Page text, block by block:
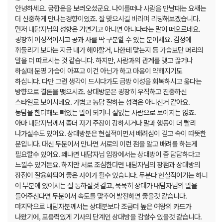
안녕하세요. 궁합운을 보러오셨군요. 나이를떠나 사람을 만날때는 요새는
더 신중하게 만나는경향이있죠. 잘 맞으시길 바라며 리딩해보겠습니다.
먼저 내담자님의 성향은 기면기고 아니면 아니다라는 말이 떠오르네요.
굉장히 이성적이시고 공과 사를 딱 구분할 수 있는 분이세요. 감정에
휘둘리기 보다는 지금 내가 해야할거, 나한테 맞는지 등 가슴보단 머리의
말을 더 따르시는 것 같습니다. 하지만, 사람과의 관계를 맺고 끊거나
하실때 분명 가슴이 아프고 이건 아닌가 하고 마음이 약해지기도
하십니다. 다만 그런 생각이 드시다가도 금방 이성을 회복하시고 옳다는
방향으로 결론을 맺으시죠. 상대방분은 굉장히 우직하고 진중하신
스타일로 보이시네요. 가볍고 농담 잘하는 성격은 아니신거 같아요.
농담을 한다해도 뼈있는 말이 되거나 실없는 사람으로 보이지는 않죠.
아마 내담자님께서 좀더 자기 주장이 강하시거나 말과 행동이 더 빨리
나가실수도 있어요. 상대방분은 현실적이면서 배려심이 깊고 속이 따뜻한
분입니다. 대신 두분이서 만나면 서로의 이런 점을 알고 배려를 하는게
필요할수 있어요. 왜냐면 내담자님 입장에서는 상대방이 좀 답답하다고
느낄수 있거든요. 하지만 서로 조심한다면 내담자님의 장점과 상대방의
장점이 잘융화되어 좋은 사이가 될수 있습니다. 두분다 현실적이기는 하니
이 부분에 있어서는 잘 통하실것 같고, 묵묵히 상대가 내담자님의 말을
들어주신다면 두분이서 속도를 맞추어 발전하면 좋을것 같습니다.
마지막으로 내담자분께서는 상대분보다 조금더 높은 여왕의 카드가
나왔기에, 포용력있게 기사의 단계인 상대방을 감쌀수 있을것 같습니다.